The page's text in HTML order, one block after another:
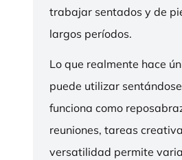
trabajar sentados y de
largos períodos.
Lo que realmente hace
puede utilizar
funciona como
reuniones, tareas
versatilidad permite